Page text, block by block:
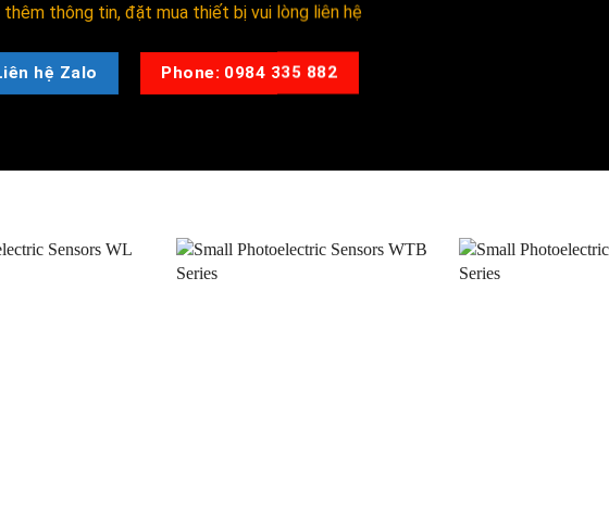
thông tin, đặt mua thiết bị vui lòng liên hệ
hệ Zalo Phone: 0984 335 882